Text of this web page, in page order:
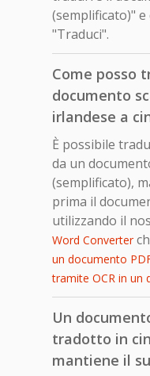
(semplificato)"
"Traduci".
Come posso
documento
irlandese a
È possibile
da un
(semplificato),
prima il
utilizzando il
Word Converter
un documento
tramite OCR in un
Un
tradotto in
mantiene il